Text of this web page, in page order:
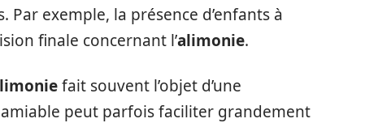
exemple, la présence d’enfants à
finale concernant l’alimonie.
fait souvent l’objet d’une
peut parfois faciliter grandement